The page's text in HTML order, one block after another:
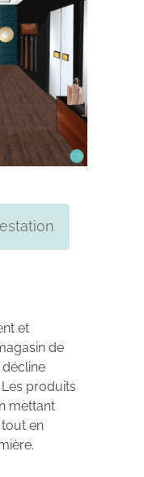
et
de
produits
mettant
en
lumière.